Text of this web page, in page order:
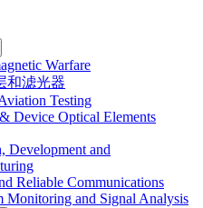
Warfare
和滤光器
Testing
Device Optical Elements
Development and
Reliable Communications
Monitoring and Signal Analysis